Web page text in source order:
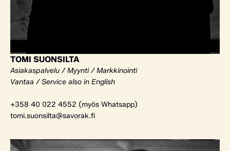
TOMI SUONSILTA
Asiakaspalvelu / Myynti / Markkinointi
Vantaa / Service also in English
+358 40 022 4552 (myös Whatsapp)
tomi.suonsilta@savorak.fi